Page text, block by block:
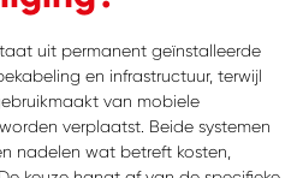
uit permanent geïnstalleerde
en infrastructuur, terwijl
van mobiele
verplaatst. Beide systemen
nadelen wat betreft kosten,